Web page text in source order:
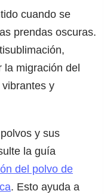
cuando se
prendas oscuras.
migración del
y
y sus
la guía
del polvo de
. Esto ayuda a